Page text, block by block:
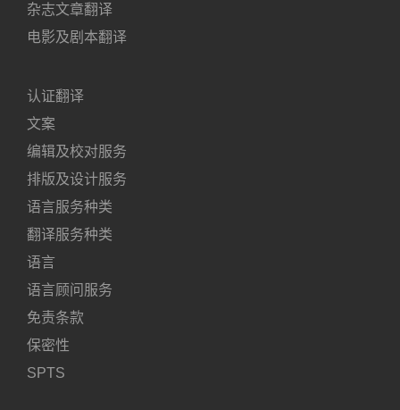
杂志文章翻译
电影及剧本翻译
认证翻译
文案
编辑及校对服务
排版及设计服务
语言服务种类
翻译服务种类
语言
语言顾问服务
免责条款
保密性
SPTS